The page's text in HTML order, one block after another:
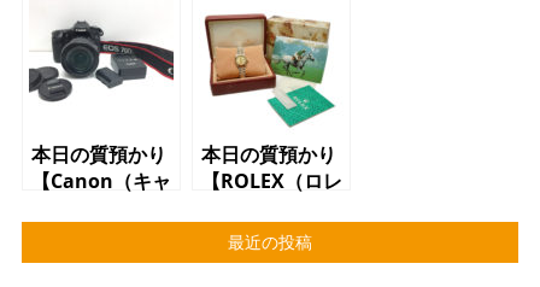
セサリーポー
チ M51980
ポシェット ア
クセソワ―ル
モノグラム】
本日の質預かり
【Canon（キャ
ィレンズセッ
本日の質預かり
【ROLEX（ロレ
ド文字盤
69173G ﾃﾞｲﾄ
最近の投稿